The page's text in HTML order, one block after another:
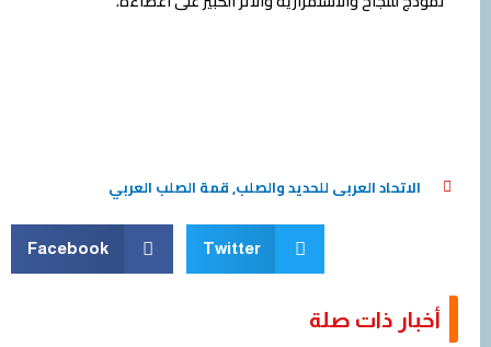
العربى للحديد والصلب,قمة الصلب العربي
Twitter
Facebook
ذات صلة